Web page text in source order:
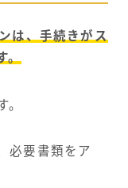
は、手続きがス
。
必要書類をア